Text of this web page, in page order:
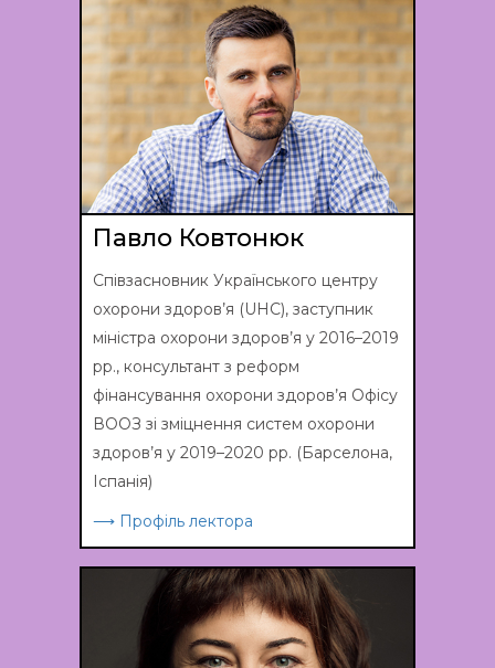
Павло Ковтонюк
Співзасновник Українського центру
охорони здоров’я (UHC), заступник
міністра охорони здоров’я у 2016–2019
рр., консультант з реформ
фінансування охорони здоров’я Офісу
ВООЗ зі зміцнення систем охорони
здоров’я у 2019–2020 рр. (Барселона,
Іспанія)
⟶ Профіль лектора